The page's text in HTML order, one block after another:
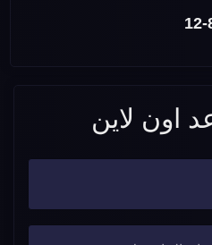
12-
اون لاين